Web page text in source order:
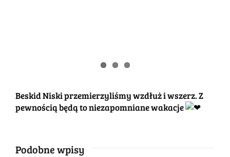
Beskid Niski przemierzyliśmy wzdłuż i wszerz. Z
pewnością będą to niezapomniane wakacje
Podobne wpisy